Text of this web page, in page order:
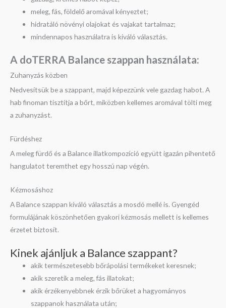
meleg, fás, földelő aromával kényeztet;
hidratáló növényi olajokat és vajakat tartalmaz;
mindennapos használatra is kiváló választás.
A doTERRA Balance szappan használata:
Zuhanyzás közben
Nedvesítsük be a szappant, majd képezzünk vele gazdag habot. A
hab finoman tisztítja a bőrt, miközben kellemes aromával tölti meg
a zuhanyzást.
Fürdéshez
A meleg fürdő és a Balance illatkompozíció együtt igazán pihentető
hangulatot teremthet egy hosszú nap végén.
Kézmosáshoz
A Balance szappan kiváló választás a mosdó mellé is. Gyengéd
formulájának köszönhetően gyakori kézmosás mellett is kellemes
érzetet biztosít.
Kinek ajánljuk a Balance szappant?
akik természetesebb bőrápolási termékeket keresnek;
akik szeretik a meleg, fás illatokat;
akik érzékenyebbnek érzik bőrüket a hagyományos
szappanok használata után;